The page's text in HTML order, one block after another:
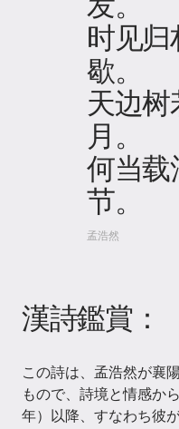
时见
歇。
天边树
月。
何当载
节。
孟浩然
漢詩鑑賞：
この詩は、孟浩然が襄
もので、詩境と情感か
年）以降、すなわち彼